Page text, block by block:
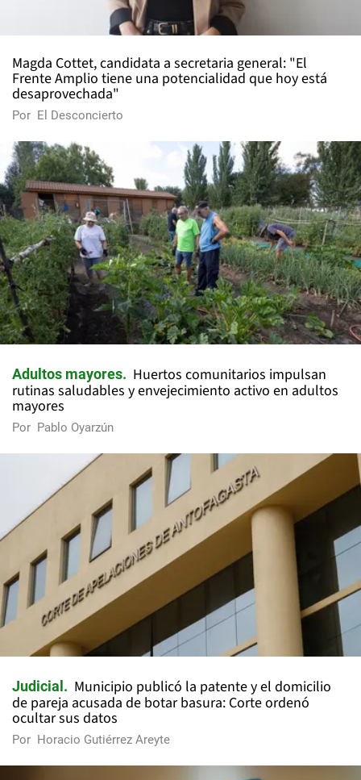
Magda Cottet, candidata a secretaria general: "El
Frente Amplio tiene una potencialidad que hoy está
desaprovechada"
Por El Desconcierto
Adultos mayores
Huertos comunitarios impulsan
rutinas saludables y envejecimiento activo en adultos
mayores
Por Pablo Oyarzún
Judicial
Municipio publicó la patente y el domicilio
de pareja acusada de botar basura: Corte ordenó
ocultar sus datos
Por Horacio Gutiérrez Areyte